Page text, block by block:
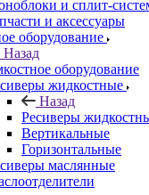
и сплит-
и аксессуары
оборудование
Назад
оборудование
жидкостные
Назад
Ресиверы
Вертикальные
Горизонтальные
маслянные